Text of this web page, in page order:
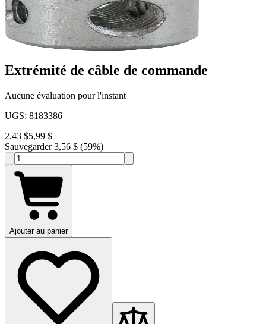
Extrémité de câble de commande
Aucune évaluation pour l'instant
UGS: 8183386
2,43 $5,99 $
Sauvegarder 3,56 $ (59%)
Ajouter au panier